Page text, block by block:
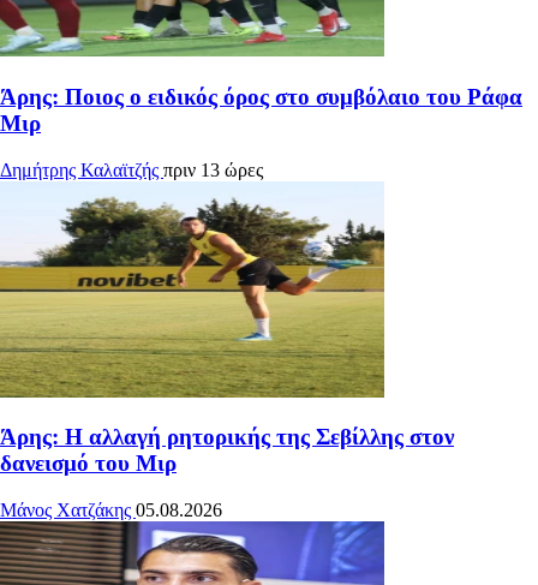
Άρης: Ποιος ο ειδικός όρος στο συμβόλαιο του Ράφα
Μιρ
Δημήτρης Καλαϊτζής πριν 13 ώρες
Άρης: Η αλλαγή ρητορικής της Σεβίλλης στον
δανεισμό του Μιρ
Μάνος Χατζάκης 05.08.2026